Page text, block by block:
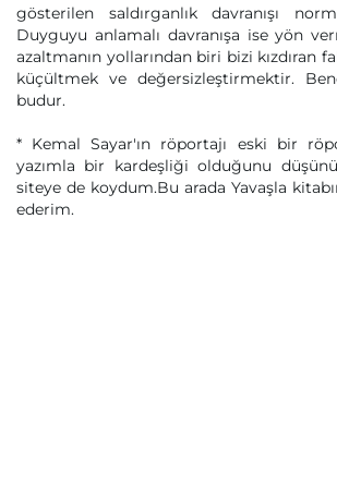
gösterilen saldırganlık davranışı
Duyguyu anlamalı davranışa ise yön
azaltmanın yollarından biri bizi kızdıran
küçültmek ve değersizleştirmektir.
budur.
* Kemal Sayar'ın röportajı eski bir
yazımla bir kardeşliği olduğunu
siteye de koydum.Bu arada Yavaşla
ederim.